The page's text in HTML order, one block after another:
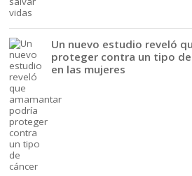
Un nuevo estudio reveló
proteger contra un tipo de
en las mujeres